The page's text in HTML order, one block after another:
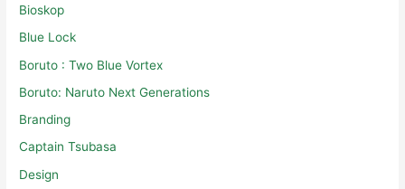
Bioskop
Blue Lock
Boruto : Two Blue Vortex
Boruto: Naruto Next Generations
Branding
Captain Tsubasa
Design